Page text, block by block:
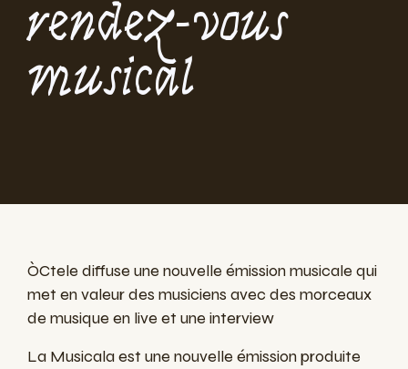
rendez-vous
musical
ÒCtele diffuse une nouvelle émission musicale qui
met en valeur des musiciens avec des morceaux
de musique en live et une interview
La Musicala est une nouvelle émission produite